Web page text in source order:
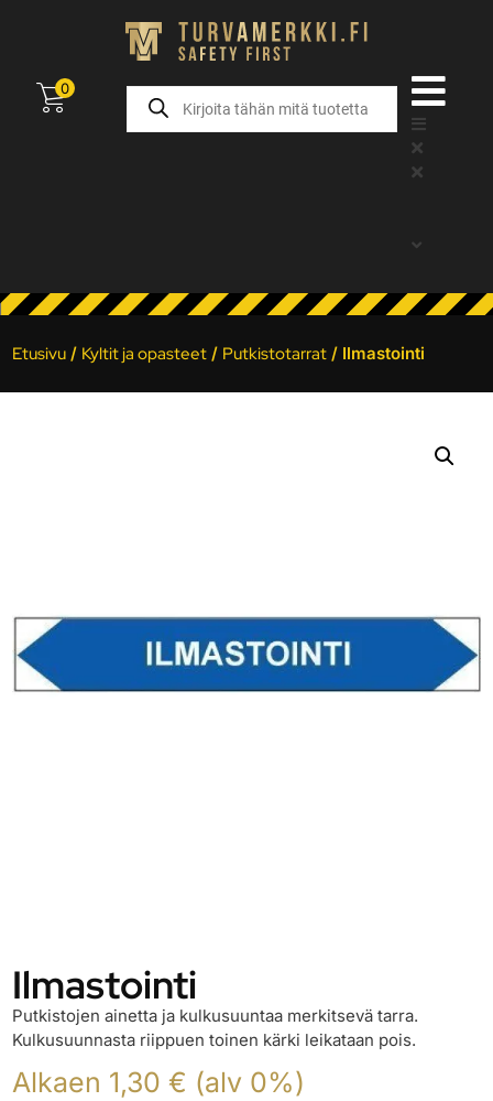
0
Etusivu / Kyltit ja opasteet / Putkistotarrat / Ilmastointi
Ilmastointi
Putkistojen ainetta ja kulkusuuntaa merkitsevä tarra.
Kulkusuunnasta riippuen toinen kärki leikataan pois.
Alkaen 1,30 € (alv 0%)